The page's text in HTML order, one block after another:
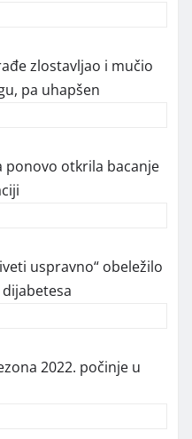
zlostavljao i mučio
pa uhapšen
ponovo otkrila bacanje
uspravno“ obeležilo
2022. počinje u